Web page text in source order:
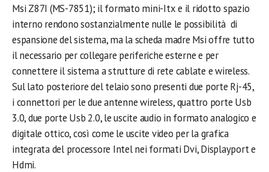
Msi Z87I (MS-7851); il formato mini-Itx e il ridotto spazio
interno rendono sostanzialmente nulle le possibilità di
espansione del sistema, ma la scheda madre Msi offre tutto
il necessario per collegare periferiche esterne e per
connettere il sistema a strutture di rete cablate e wireless.
Sul lato posteriore del telaio sono presenti due porte Rj-45,
i connettori per le due antenne wireless, quattro porte Usb
3.0, due porte Usb 2.0, le uscite audio in formato analogico e
digitale ottico, così come le uscite video per la grafica
integrata del processore Intel nei formati Dvi, Displayport e
Hdmi.